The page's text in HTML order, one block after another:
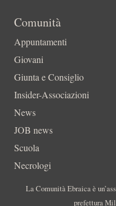
Comunità
Appuntamenti
Giovani
Giunta e Consiglio
Insider-Associazioni
News
JOB news
Scuola
Necrologi
La Comunità Ebraica è
prefettura